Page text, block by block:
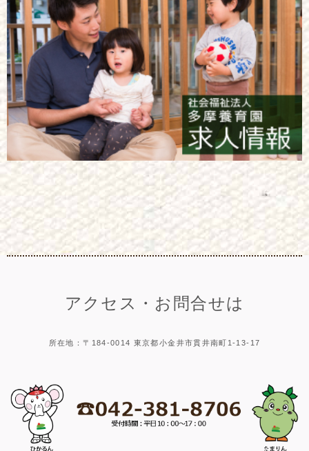
アクセス・お問合せは
所在地：〒184-0014 東京都小金井市貫井南町1-13-17